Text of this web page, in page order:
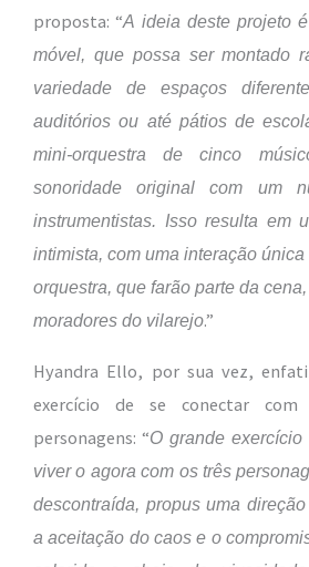
proposta: “A ideia deste projeto
móvel, que possa ser montado
variedade de espaços
auditórios ou até pátios de
mini-orquestra de cinco
sonoridade original com um
instrumentistas. Isso resulta em
intimista, com uma interação
orquestra, que farão parte da
moradores do vilarejo.”
Hyandra Ello, por sua vez,
exercício de se conectar
personagens: “O grande
viver o agora com os três
descontraída, propus uma
a aceitação do caos e o